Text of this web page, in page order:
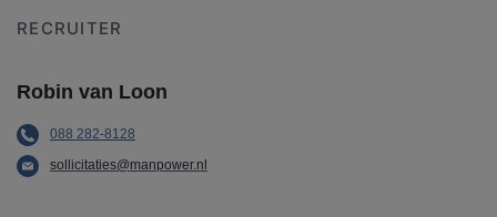
RECRUITER
Robin van Loon
088 282-8128
sollicitaties@manpower.nl